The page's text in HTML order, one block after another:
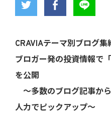
CRAVIAテーマ別ブログ集
ブロガー発の投資情報で
を公開
～多数のブログ記事か
人力でピックアップ～